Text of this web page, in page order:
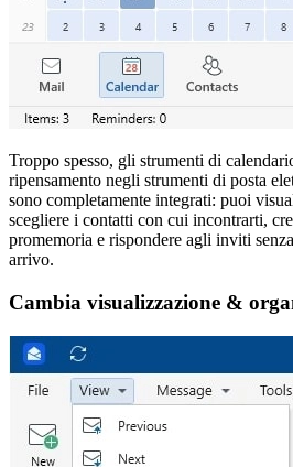
Troppo spesso, gli strumenti di
ripensamento negli strumenti di posta
sono completamente integrati: puoi
scegliere i contatti con cui incontrarti,
promemoria e rispondere agli inviti
arrivo.
Cambia visualizzazione &